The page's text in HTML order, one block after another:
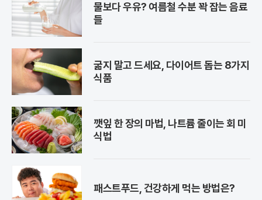
물보다 우유? 여름철 수분 꽉 잡는 음료
들
굶지 말고 드세요, 다이어트 돕는 8가지
식품
깻잎 한 장의 마법, 나트륨 줄이는 회 미
식법
패스트푸드, 건강하게 먹는 방법은?